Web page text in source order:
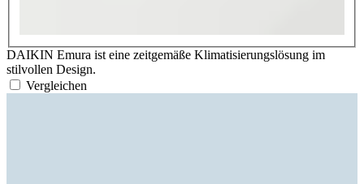
DAIKIN Emura ist eine zeitgemäße Klimatisierungslösung im
stilvollen Design.
Vergleichen